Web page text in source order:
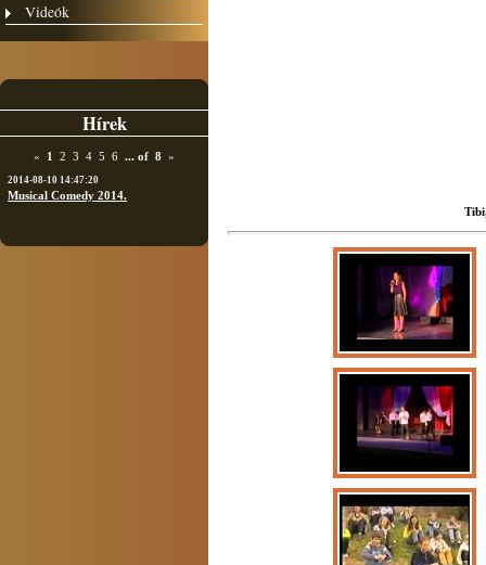
Videók
Hírek
« 1 2 3 4 5 6 ... of 8 »
2014-08-10 14:47:20
Musical Comedy 2014.